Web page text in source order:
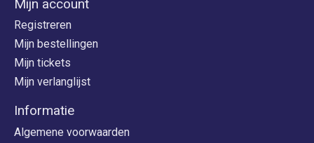
Mijn account
Registreren
Mijn bestellingen
Mijn tickets
Mijn verlanglijst
Informatie
Algemene voorwaarden